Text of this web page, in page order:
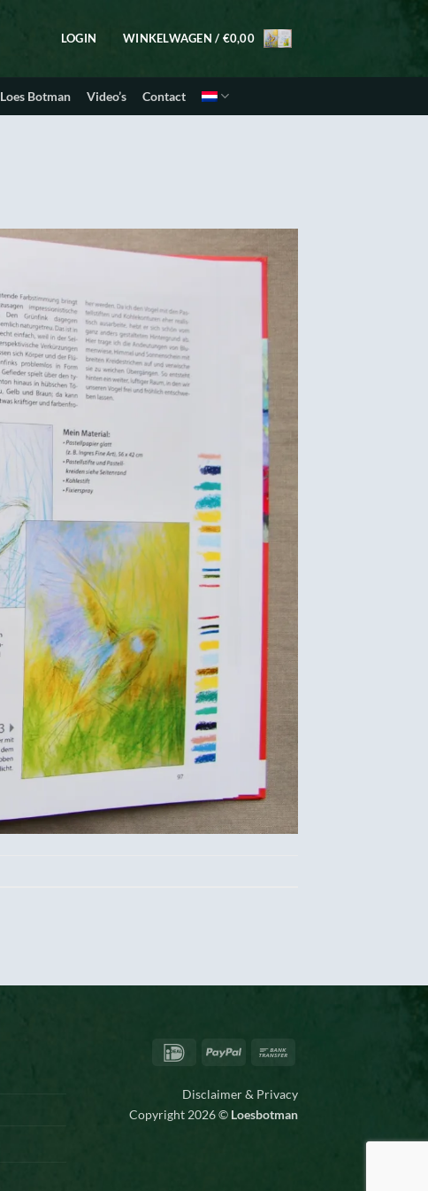
LOGIN WINKELWAGEN / €0,00
Loes Botman Video’s Contact
IDeal PayPal
Disclaimer & Privacy
Copyright 2026 © Loesbotman